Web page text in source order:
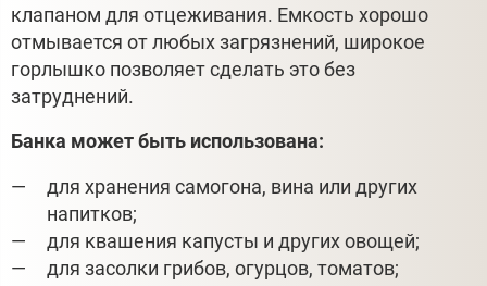
клапаном для отцеживания. Емкость хорошо
отмывается от любых загрязнений, широкое
горлышко позволяет сделать это без
затруднений.
Банка может быть использована:
для хранения самогона, вина или других
напитков;
для квашения капусты и других овощей;
для засолки грибов, огурцов, томатов;